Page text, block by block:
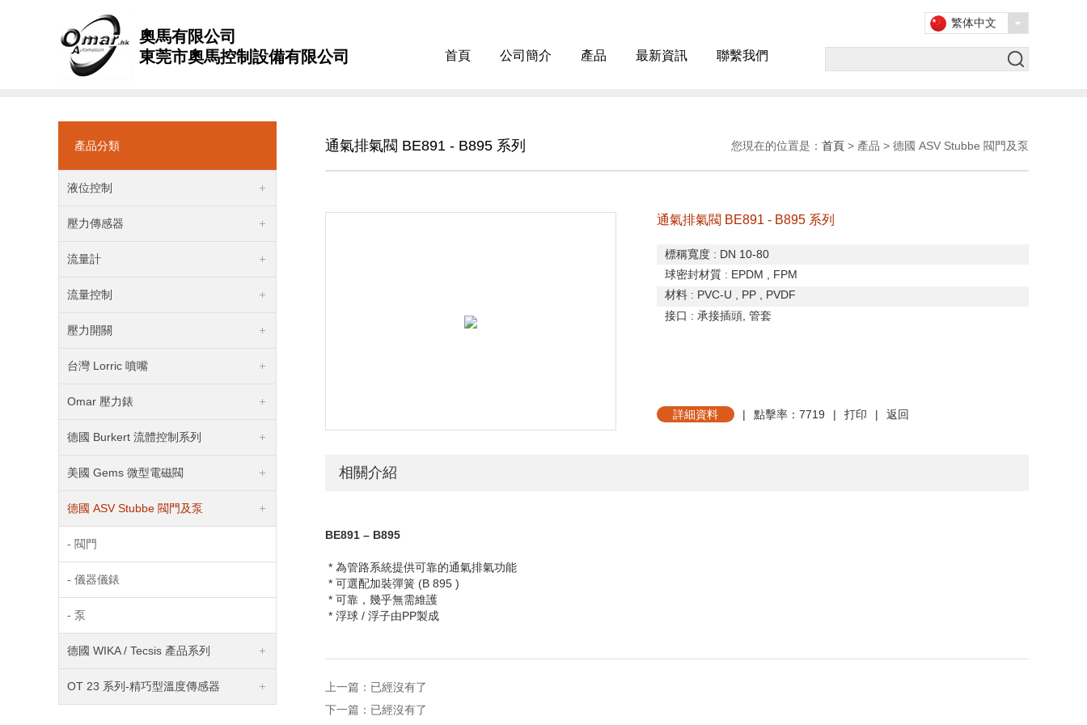
奧馬有限公司
東莞市奧馬控制設備有限公司
首頁 公司簡介 產品 最新資訊 聯繫我們
繁体中文
產品分類
液位控制
壓力傳感器
流量計
流量控制
壓力開關
台灣 Lorric 噴嘴
Omar 壓力錶
德國 Burkert 流體控制系列
美國 Gems 微型電磁閥
德國 ASV Stubbe 閥門及泵
- 閥門
- 儀器儀錶
- 泵
德國 WIKA / Tecsis 產品系列
OT 23 系列-精巧型溫度傳感器
通氣排氣閥 BE891 - B895 系列 您現在的位置是： 首頁 > 產品 > 德國 ASV Stubbe 閥門及泵
通氣排氣閥 BE891 - B895 系列
標稱寬度 : DN 10-80
球密封材質 : EPDM , FPM
材料 : PVC-U , PP , PVDF
接口 : 承接插頭 管套
詳細資料 | 點擊率：7719 | 打印 | 返回
相關介紹
BE891 – B895
* 為管路系統提供可靠的通氣排氣功能
* 可選配加裝彈簧 (B 895 )
* 可靠，幾乎無需維護
* 浮球 / 浮子由PP製成
上一篇：已經沒有了
下一篇：已經沒有了